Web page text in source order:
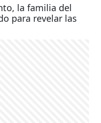
la familia del
para revelar las